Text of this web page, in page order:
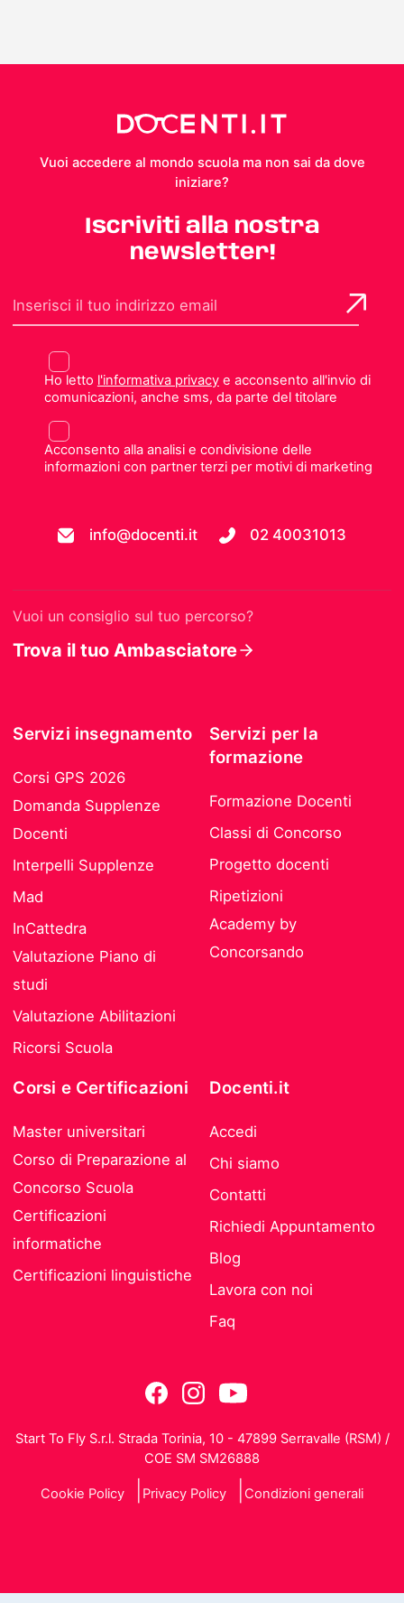
Vuoi accedere al mondo scuola ma non sai da dove
iniziare?
Iscriviti alla nostra
newsletter!
Ho letto l'informativa privacye acconsento all'invio di
comunicazioni, anche sms, da parte del titolare
Acconsento alla analisi e condivisione delle
informazioni con partner terzi per motivi di marketing
info@docenti.it 02 40031013
Vuoi un consiglio sul tuo percorso?
Trova il tuo Ambasciatore
Servizi insegnamento
Corsi GPS 2026
Domanda Supplenze
Docenti
Interpelli Supplenze
Mad
InCattedra
Valutazione Piano di
studi
Valutazione Abilitazioni
Ricorsi Scuola
Servizi per la
formazione
Formazione Docenti
Classi di Concorso
Progetto docenti
Ripetizioni
Academy by
Concorsando
Corsi e Certificazioni
Master universitari
Corso di Preparazione al
Concorso Scuola
Certificazioni
informatiche
Certificazioni linguistiche
Docenti.it
Accedi
Chi siamo
Contatti
Richiedi Appuntamento
Blog
Lavora con noi
Faq
Start To Fly S.r.l. Strada Torinia, 10 - 47899 Serravalle (RSM) /
COE SM SM26888
Cookie Policy Privacy Policy Condizioni generali